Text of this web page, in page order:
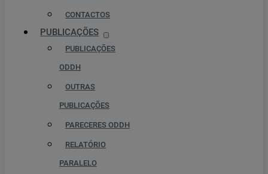
CONTACTOS
PUBLICAÇÕES
PUBLICAÇÕES
ODDH
OUTRAS
PUBLICAÇÕES
PARECERES ODDH
RELATÓRIO
PARALELO